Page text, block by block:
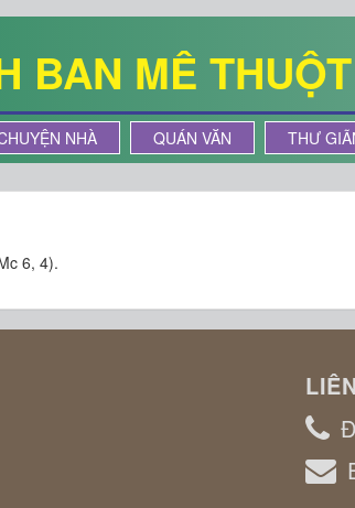
BAN MÊ THUỘT
NHÀ QUÁN VĂN THƯ
6, 4).